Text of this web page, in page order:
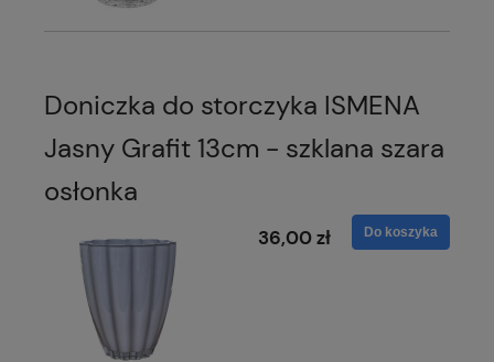
Doniczka do storczyka ISMENA
Jasny Grafit 13cm - szklana szara
osłonka
36,00 zł Do koszyka